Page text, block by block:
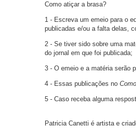
Como atiçar a brasa?
1 - Escreva um emeio para o
publicadas e/ou a falta delas,
2 - Se tiver sido sobre uma
do jornal em que foi publicada;
3 - O emeio e a matéria serão
4 - Essas publicações no
5 - Caso receba alguma
Patricia Canetti é artista e